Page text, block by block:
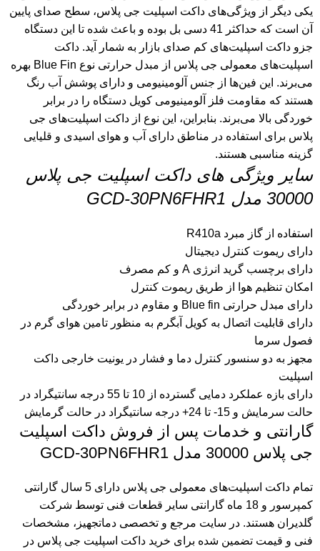
یکی دیگر از ویژگی‌های داکت اسپلیت جی پلاس، سطح صدای پایین
آن است که حداکثر 41 دسی بل بوده و باعث شده تا این دستگاه
جزو داکت اسپلیت‌های کم صدای بازار به شمار آید. داکت
اسپلیت‌های معمولی جی پلاس از مبدل حرارتی نوع Blue Fin بهره
می‌برند. این فین‌ها از جنس آلومینیومی و دارای پوشش آب رنگ
هستند که مقاومت فلز آلومینیومی کویل دستگاه را در برابر
خوردگی بالا می‌برند. بنابراین، این نوع از داکت اسپلیت‌های جی
پلاس برای استفاده در مناطق دارای آب و هوای اسیدی و قلیایی
گزینه مناسبی هستند.
سایر ویژگی های داکت اسپلیت جی پلاس
30000 مدل GCD-30PN6FHR1
استفاده از گاز مبرد R410a
دارای ریموت کنترل دیجیتال
دارای برچسب گرید انرژی A و کم مصرف
امکان تنظیم هوا از طریق ریموت کنترل
دارای مبدل حرارتی Blue fin و مقاوم در برابر خوردگی
دارای قابلیت اتصال به کویل آبگرم به منظور تامین هوای گرم در
فصول سرما
مجهز به دو سنسور کنترل دما و فشار در یونیت خارجی داکت
اسپلیت
دارای بازه عملکرد دمایی گسترده از 10 تا 55 درجه سانتیگراد در
حالت سرمایش و 15- تا 24+ درجه سانتیگراد در حالت گرمایش
گارانتی و خدمات پس از فروش داکت اسپلیت
جی پلاس 30000 مدل GCD-30PN6FHR1
تمام داکت اسپلیت‌های معمولی جی پلاس دارای 5 سال گارانتی
کمپرسور و 18 ماه گارانتی سایر قطعات فنی توسط شرکت
گلدیران هستند. در سایت مرجع و تخصصی دماتجهیز، مشخصات
فنی و قیمت تضمین شده برای خرید داکت اسپلیت جی پلاس در